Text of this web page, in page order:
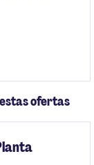
ofertas